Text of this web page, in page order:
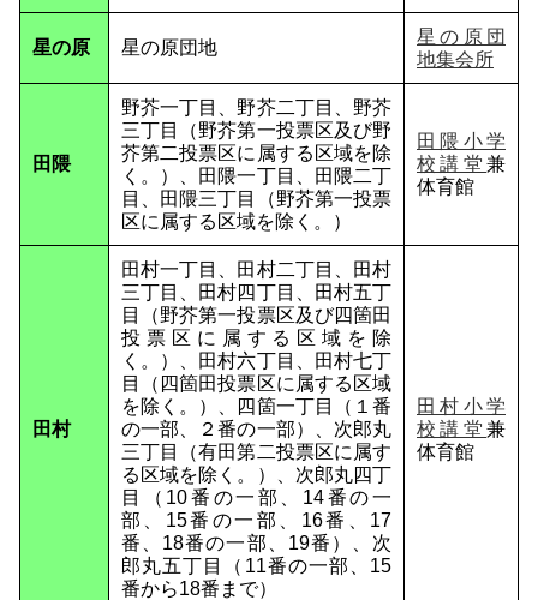
星の原 星の原団地
星の原団
地集会所
田隈
野芥一丁目、野芥二丁目、野芥
三丁目（野芥第一投票区及び野
芥第二投票区に属する区域を除
く。）、田隈一丁目、田隈二丁
目、田隈三丁目（野芥第一投票
区に属する区域を除く。）
田隈小学
校講堂 兼
体育館
田村
田村一丁目、田村二丁目、田村
三丁目、田村四丁目、田村五丁
目（野芥第一投票区及び四箇田
投票区に属する区域を除
く。）、田村六丁目、田村七丁
目（四箇田投票区に属する区域
を除く。）、四箇一丁目（１番
の一部、２番の一部）、次郎丸
三丁目（有田第二投票区に属す
る区域を除く。）、次郎丸四丁
目（10番の一部、14番の一
部、15番の一部、16番、17
番、18番の一部、19番）、次
郎丸五丁目（11番の一部、15
番から18番まで）
田村小学
校講堂 兼
体育館